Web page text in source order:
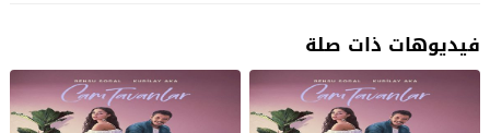
فيديوهات ذات صلة